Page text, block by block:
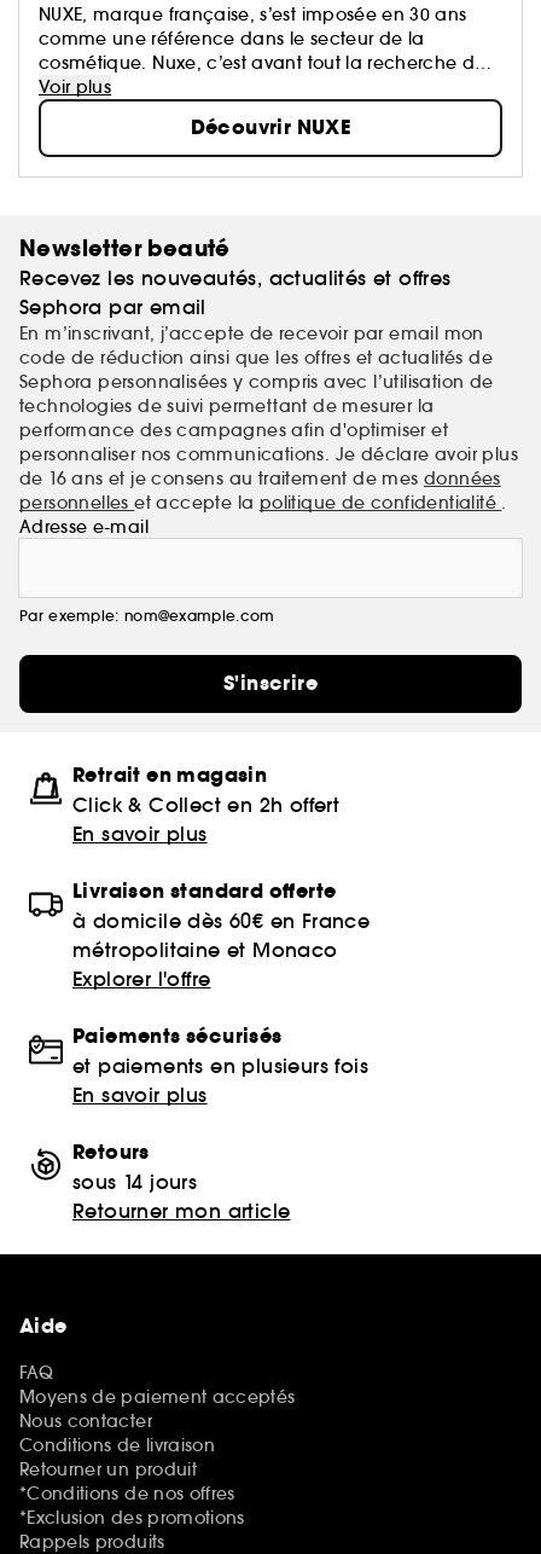
NUXE, marque française, s’est imposée en 30 ans
comme une référence dans le secteur de la
cosmétique. Nuxe, c’est avant tout la recherche de
l’excellence, l’écoute des sens alliée à la force de la
nature et l’efficacité de la science...
Voir plus
Découvrir NUXE
Newsletter beauté
Recevez les nouveautés, actualités et offres
Sephora par email
En m’inscrivant, j’accepte de recevoir par email mon
code de réduction ainsi que les offres et actualités de
Sephora personnalisées y compris avec l’utilisation de
technologies de suivi permettant de mesurer la
performance des campagnes afin d'optimiser et
personnaliser nos communications. Je déclare avoir plus
de 16 ans et je consens au traitement de mes données
personnelleset accepte la politique de confidentialité .
Adresse e-mail
Par exemple: nom@example.com
S'inscrire
Retrait en magasin
Click & Collect en 2h offert
En savoir plus
Livraison standard offerte
à domicile dès 60€ en France
métropolitaine et Monaco
Explorer l'offre
Paiements sécurisés
et paiements en plusieurs fois
En savoir plus
Retours
sous 14 jours
Retourner mon article
Aide
FAQ
Moyens de paiement acceptés
Nous contacter
Conditions de livraison
Retourner un produit
*Conditions de nos offres
*Exclusion des promotions
Rappels produits